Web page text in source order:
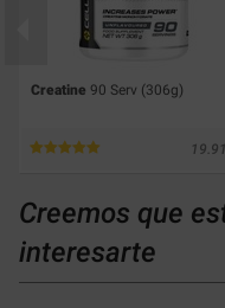
Creatine 90 Serv (306g)
19.91
Creemos que
interesarte